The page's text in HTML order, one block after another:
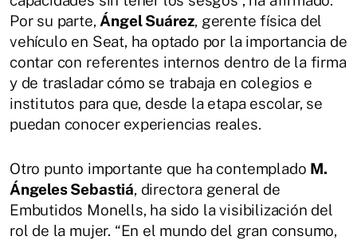
Por su parte, Ángel Suárez, gerente física del
vehículo en Seat, ha optado por la importancia de
contar con referentes internos dentro de la firma
y de trasladar cómo se trabaja en colegios e
institutos para que, desde la etapa escolar, se
puedan conocer experiencias reales.
Otro punto importante que ha contemplado M.
Ángeles Sebastiá, directora general de
Embutidos Monells, ha sido la visibilización del
rol de la mujer. “En el mundo del gran consumo,